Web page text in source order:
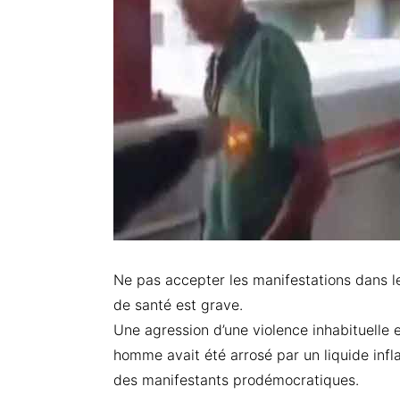
Ne pas accepter les manifestations dans
de santé est grave.
Une agression d’une violence
homme avait été arrosé par un liquide
des manifestants prodémocratiques.